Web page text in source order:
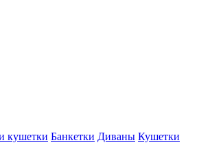
кушетки Банкетки Диваны Кушетки